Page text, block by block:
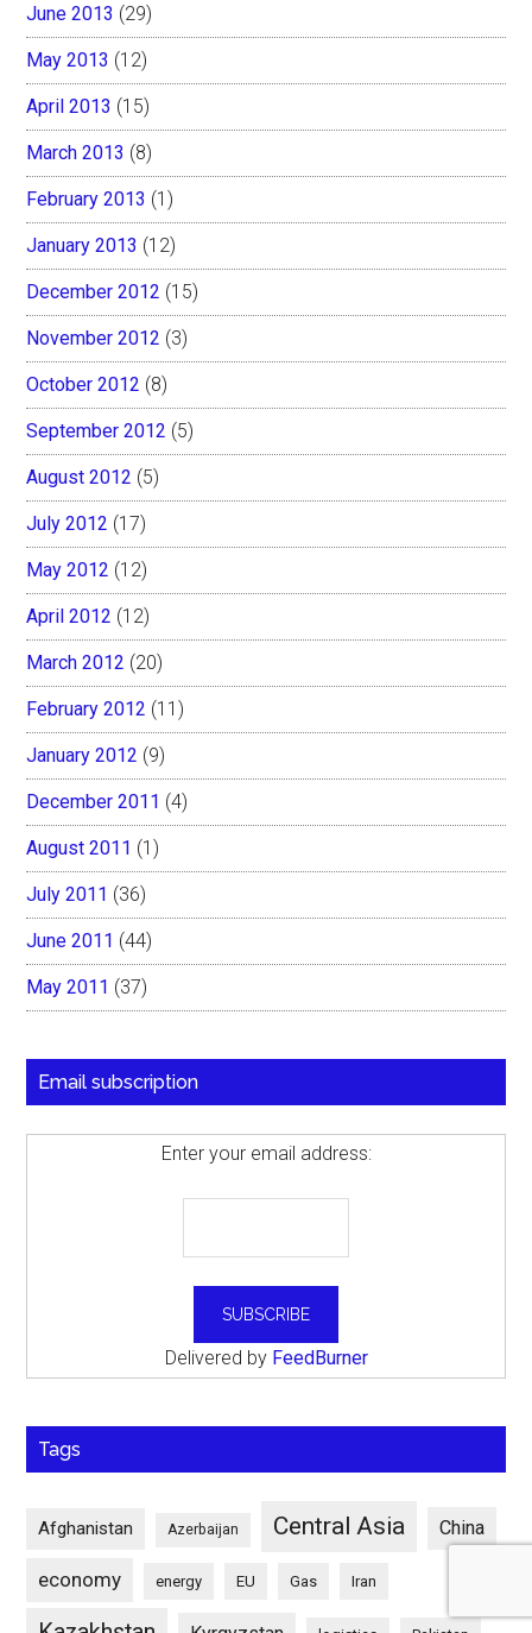
June 2013 (29)
May 2013 (12)
April 2013 (15)
March 2013 (8)
February 2013 (1)
January 2013 (12)
December 2012 (15)
November 2012 (3)
October 2012 (8)
September 2012 (5)
August 2012 (5)
July 2012 (17)
May 2012 (12)
April 2012 (12)
March 2012 (20)
February 2012 (11)
January 2012 (9)
December 2011 (4)
August 2011 (1)
July 2011 (36)
June 2011 (44)
May 2011 (37)
Email subscription
Enter your email address:
Delivered by FeedBurner
Tags
Afghanistan Azerbaijan Central Asia China
economy energy EU Gas Iran